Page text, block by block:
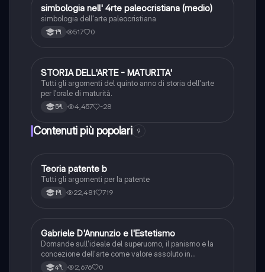
SStoria dell'arte
simbologia nell' 4rte paleocristiana (medio)
simbologia dell'arte paleocristiana
1ªl 517 0
Storia dell'arte
STORIA DELL'ARTE - MATURITA'
Tutti gli argomenti del quinto anno di storia dell'arte
per l'orale di maturità.
5ªl 4,457 -28
Contenuti più popolari 9
Altro
Teoria patente b
Tutti gli argomenti per la patente
1ªl 22,481 719
GItaliano
Gabriele D'Annunzio e l'Estetismo
Domande sull'ideale del superuomo, il panismo e la
concezione dell'arte come valore assoluto in
D'Annunzio.
4ªl 2,676 0